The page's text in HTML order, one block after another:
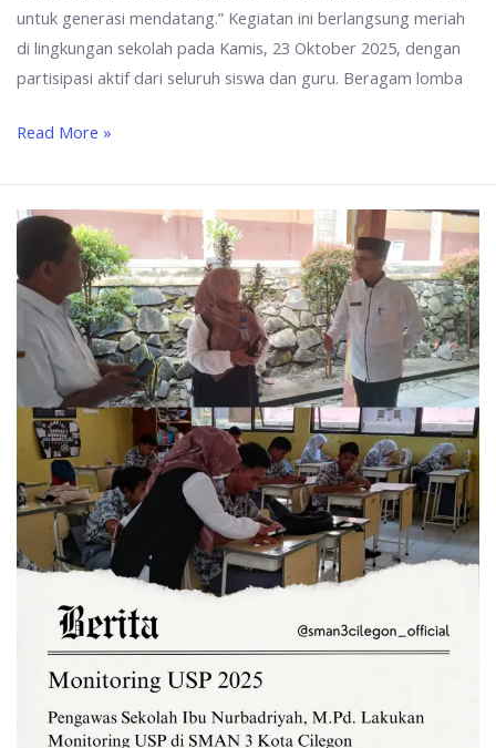
untuk generasi mendatang.” Kegiatan ini berlangsung meriah
di lingkungan sekolah pada Kamis, 23 Oktober 2025, dengan
partisipasi aktif dari seluruh siswa dan guru. Beragam lomba
Read More »
Pengawas
Sekolah
Ibu
Nurbadriyah,
M.Pd.
Lakukan
Monitoring
USP
SMAN
3
Kota